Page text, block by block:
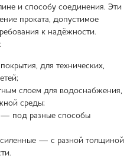
и способу соединения. Эти
проката, допустимое
к надёжности.
для технических,
слоем для водоснабжения,
среды;
— под разные способы
— с разной толщиной